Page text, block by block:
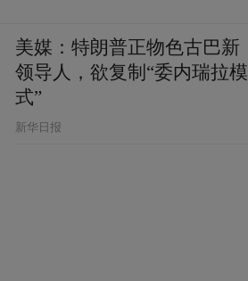
美媒：特朗普正物色古巴新
领导人，欲复制“委内瑞拉模
式”
新华日报